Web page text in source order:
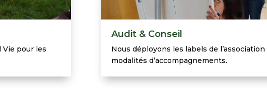
Vie pour les
Audit & Conseil
Nous déployons les labels de
modalités d’accompagnements.